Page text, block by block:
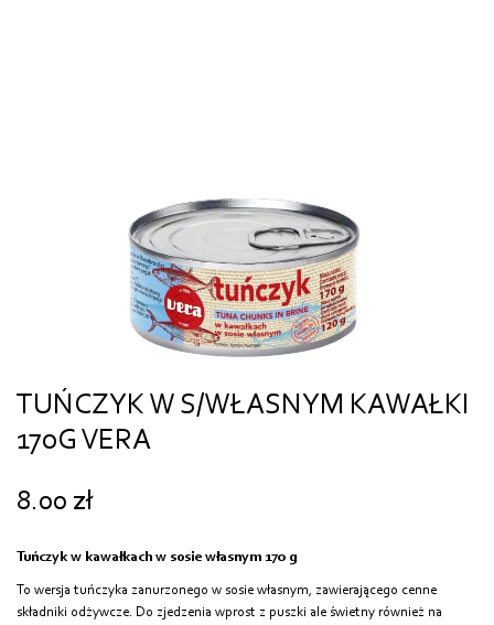
TUŃCZYK W S/WŁASNYM KAWAŁKI
170G VERA
8.00 zł
Tuńczyk w kawałkach w sosie własnym 170 g
To wersja tuńczyka zanurzonego w sosie własnym, zawierającego cenne
składniki odżywcze. Do zjedzenia wprost z puszki ale świetny również na